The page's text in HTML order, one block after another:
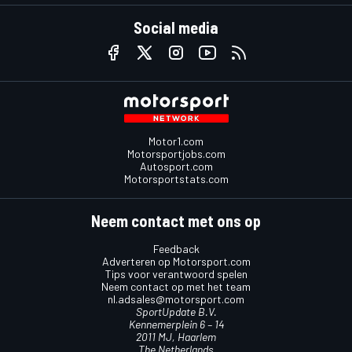
Social media
Motor1.com
Motorsportjobs.com
Autosport.com
Motorsportstats.com
Neem contact met ons op
Feedback
Adverteren op Motorsport.com
Tips voor verantwoord spelen
Neem contact op met het team
nl.adsales@motorsport.com
SportUpdate B.V.
Kennemerplein 6 – 14
2011 MJ, Haarlem
The Netherlands